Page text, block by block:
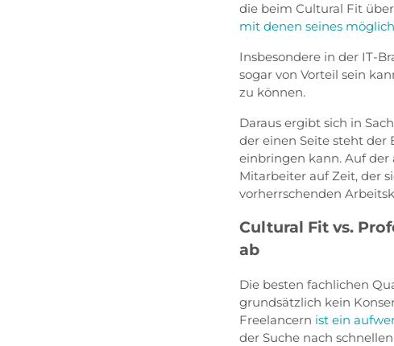
die beim Cultural Fit
mit denen seines
Insbesondere in der IT-
sogar von Vorteil sein
zu können.
Daraus ergibt sich in
der einen Seite steht der
einbringen kann. Auf
Mitarbeiter auf Zeit, der
vorherrschenden
Cultural Fit vs.
ab
Die besten fachlichen
grundsätzlich kein
Freelancern ist ein
der Suche nach